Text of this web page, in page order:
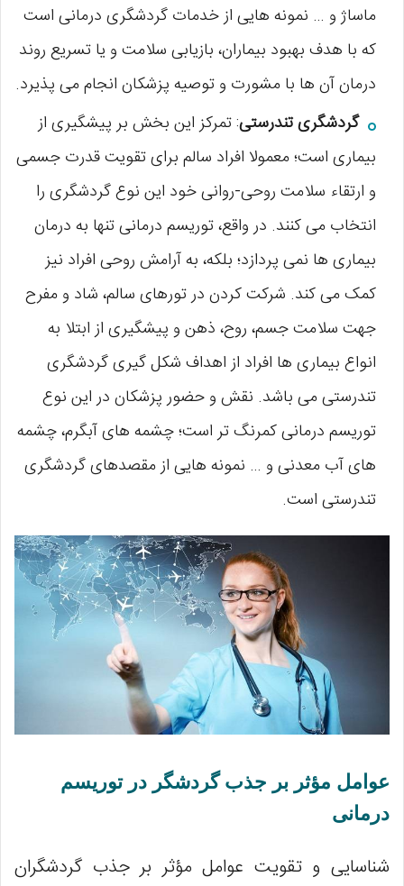
ماساژ و … نمونه هایی از خدمات گردشگری درمانی است
که با هدف بهبود بیماران، بازیابی سلامت و یا تسریع روند
درمان آن ها با مشورت و توصیه پزشکان انجام می پذیرد.
گردشگری تندرستی: تمرکز این بخش بر پیشگیری از
بیماری است؛ معمولا افراد سالم برای تقویت قدرت جسمی
و ارتقاء سلامت روحی-روانی خود این نوع گردشگری را
انتخاب می کنند. در واقع، توریسم درمانی تنها به درمان
بیماری ها نمی پردازد؛ بلکه، به آرامش روحی افراد نیز
کمک می کند. شرکت کردن در تورهای سالم، شاد و مفرح
جهت سلامت جسم، روح، ذهن و پیشگیری از ابتلا به
انواع بیماری ها افراد از اهداف شکل گیری گردشگری
تندرستی می باشد. نقش و حضور پزشکان در این نوع
توریسم درمانی کمرنگ تر است؛ چشمه های آبگرم، چشمه
های آب معدنی و … نمونه هایی از مقصدهای گردشگری
تندرستی است.
عوامل مؤثر بر جذب گردشگر در توریسم
درمانی
شناسایی و تقویت عوامل مؤثر بر جذب گردشگران